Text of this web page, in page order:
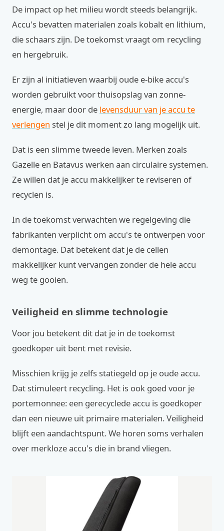
De impact op het milieu wordt steeds belangrijk.
Accu's bevatten materialen zoals kobalt en lithium,
die schaars zijn. De toekomst vraagt om recycling
en hergebruik.
Er zijn al initiatieven waarbij oude e-bike accu's
worden gebruikt voor thuisopslag van zonne-
energie, maar door de levensduur van je accu te
verlengen stel je dit moment zo lang mogelijk uit.
Dat is een slimme tweede leven. Merken zoals
Gazelle en Batavus werken aan circulaire systemen.
Ze willen dat je accu makkelijker te reviseren of
recyclen is.
In de toekomst verwachten we regelgeving die
fabrikanten verplicht om accu's te ontwerpen voor
demontage. Dat betekent dat je de cellen
makkelijker kunt vervangen zonder de hele accu
weg te gooien.
Veiligheid en slimme technologie
Voor jou betekent dit dat je in de toekomst
goedkoper uit bent met revisie.
Misschien krijg je zelfs statiegeld op je oude accu.
Dat stimuleert recycling. Het is ook goed voor je
portemonnee: een gerecyclede accu is goedkoper
dan een nieuwe uit primaire materialen. Veiligheid
blijft een aandachtspunt. We horen soms verhalen
over merkloze accu's die in brand vliegen.